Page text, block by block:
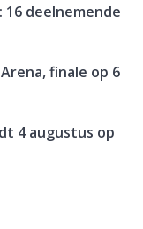
16 deelnemende
finale op 6
4 augustus op